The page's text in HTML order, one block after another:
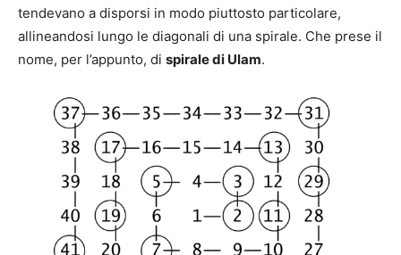
tendevano a disporsi in modo piuttosto particolare,
allineandosi lungo le diagonali di una spirale. Che prese il
nome, per l’appunto, di spirale di Ulam.